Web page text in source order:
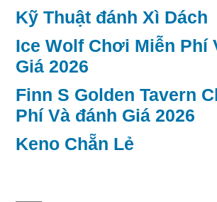
Kỹ Thuật đánh Xì Dách
Ice Wolf Chơi Miễn Phí
Giá 2026
Finn S Golden Tavern
Phí Và đánh Giá 2026
Keno Chẵn Lẻ